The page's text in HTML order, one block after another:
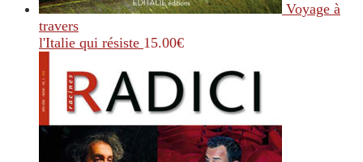
Voyage à
travers
l'Italie qui résiste 15.00€